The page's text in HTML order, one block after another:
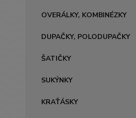
OVERÁLKY, KOMBINÉZKY
DUPAČKY, POLODUPAČKY
ŠATIČKY
SUKÝNKY
KRAŤÁSKY